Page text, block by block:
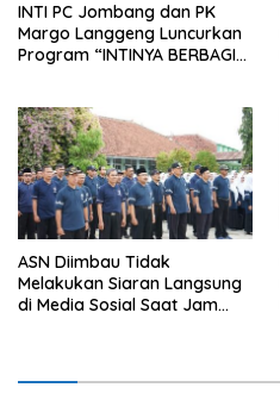
INTI PC Jombang dan PK
Margo Langgeng Luncurkan
Program “INTINYA BERBAGI”,
ASN Diimbau Tidak
Melakukan Siaran Langsung
di Media Sosial Saat Jam